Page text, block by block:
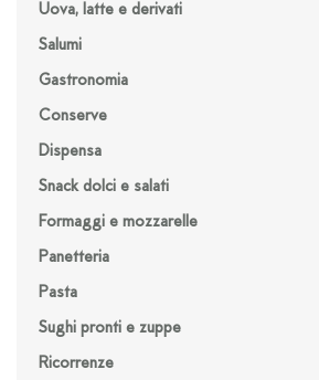
Uova, latte e derivati
Salumi
Gastronomia
Conserve
Dispensa
Snack dolci e salati
Formaggi e mozzarelle
Panetteria
Pasta
Sughi pronti e zuppe
Ricorrenze